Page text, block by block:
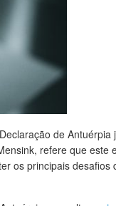
de
refere que
os principais